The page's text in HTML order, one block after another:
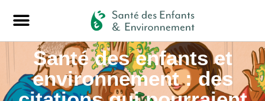
Santé des enfants et
environnement : des